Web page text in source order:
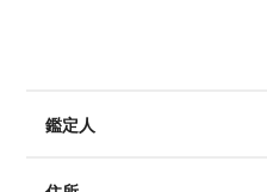
鑑定人